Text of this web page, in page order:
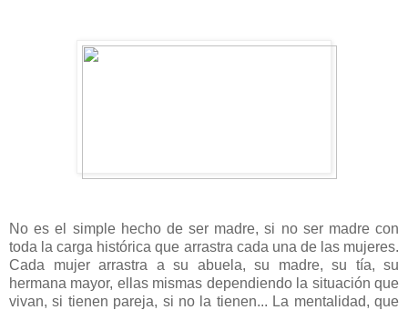
No es el simple hecho de ser madre, si no ser madre con
toda la carga histórica que arrastra cada una de las mujeres.
Cada mujer arrastra a su abuela, su madre, su tía, su
hermana mayor, ellas mismas dependiendo la situación que
vivan, si tienen pareja, si no la tienen... La mentalidad, que